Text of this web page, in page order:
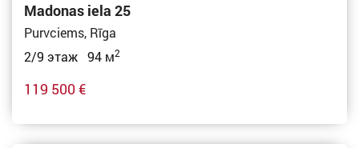
Madonas iela 25
Purvciems, Rīga
2/9 этаж 94 м2
119 500 €